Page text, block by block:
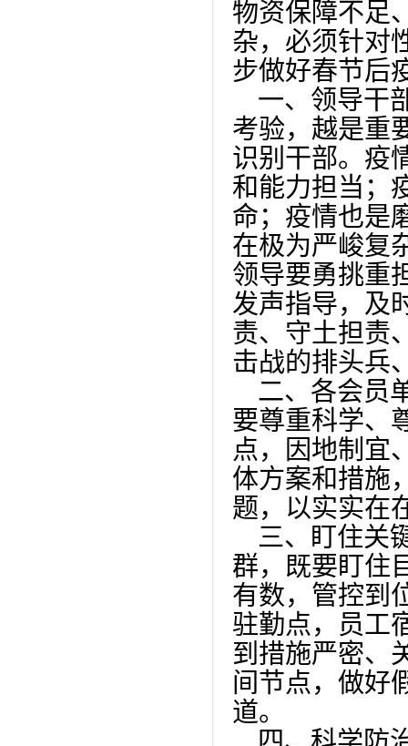
物资保障不足
杂，必须针对
步做好春节后
一、领导干
考验，越是重
识别干部。疫
和能力担当；
命；疫情也是
在极为严峻复
领导要勇挑重
发声指导，及
责、守土担责
击战的排头兵
二、各会员
要尊重科学、
点，因地制宜
体方案和措施
题，以实实在
三、盯住关
群，既要盯住
有数，管控到
驻勤点，员工
到措施严密、
间节点，做好
道。